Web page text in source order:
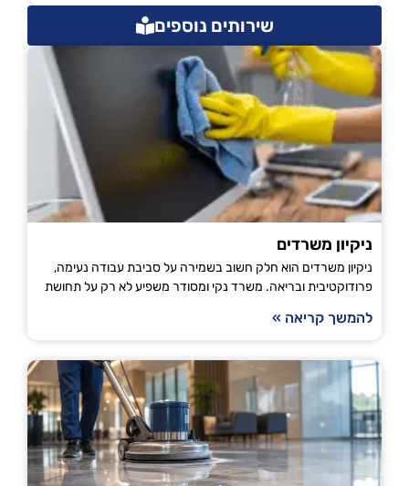
שירותים נוספים
ניקיון משרדים
ניקיון משרדים הוא חלק חשוב בשמירה על סביבת עבודה נעימה,
פרודוקטיבית ובריאה. משרד נקי ומסודר משפיע לא רק על תחושת
להמשך קריאה »